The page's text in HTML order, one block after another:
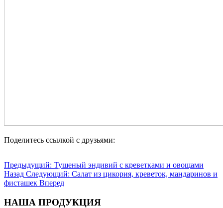
Поделитесь ссылкой с друзьями:
Предыдущий: Тушеный эндивий с креветками и овощами
Назад Следующий: Салат из цикория, креветок, мандаринов и
фисташек Вперед
НАША ПРОДУКЦИЯ